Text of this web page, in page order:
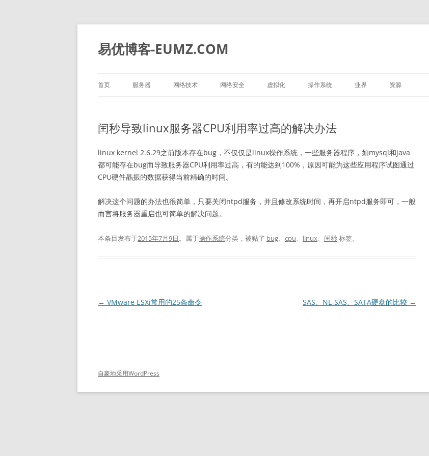
易优博客-EUMZ.COM
首页 服务器
HP
华为
网络技术 网络安全 虚拟化
深信服
操作系统 业界 资源
闰秒导致linux服务器CPU利用率过高的解决办法
linux kernel 2.6.29之前版本存在bug，不仅仅是linux操作系统，一些服务器程序，如mysql和java
都可能存在bug而导致服务器CPU利用率过高，有的能达到100%，原因可能为这些应用程序试图通过
CPU硬件晶振的数据获得当前精确的时间。
解决这个问题的办法也很简单，只要关闭ntpd服务，并且修改系统时间，再开启ntpd服务即可，一般
而言将服务器重启也可简单的解决问题。
本条目发布于2015年7月9日。属于操作系统分类，被贴了 bug、 cpu、 linux、 闰秒标签。
文
← VMware ESXi常用的25条命令 SAS、NL-SAS、SATA硬盘的比较 →
自豪地采用WordPress